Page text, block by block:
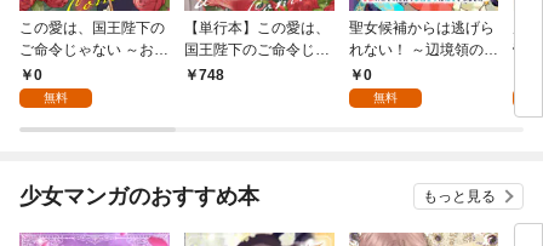
この愛は、国王陛下の
ご命令じゃない ～おひ
とりさま希望の令嬢で
すが、不仲な騎士が離
話
0
無料
【単行本】この愛は、
国王陛下のご命令じゃ
ない ～おひとりさま希
748
聖女候補からは逃げら
れない！ ～辺境領の貧
乏男爵令嬢ですが、聖
獣の卵を孵したら帝国
0
無料
帝
少女マンガのおすすめ本 もっと見る